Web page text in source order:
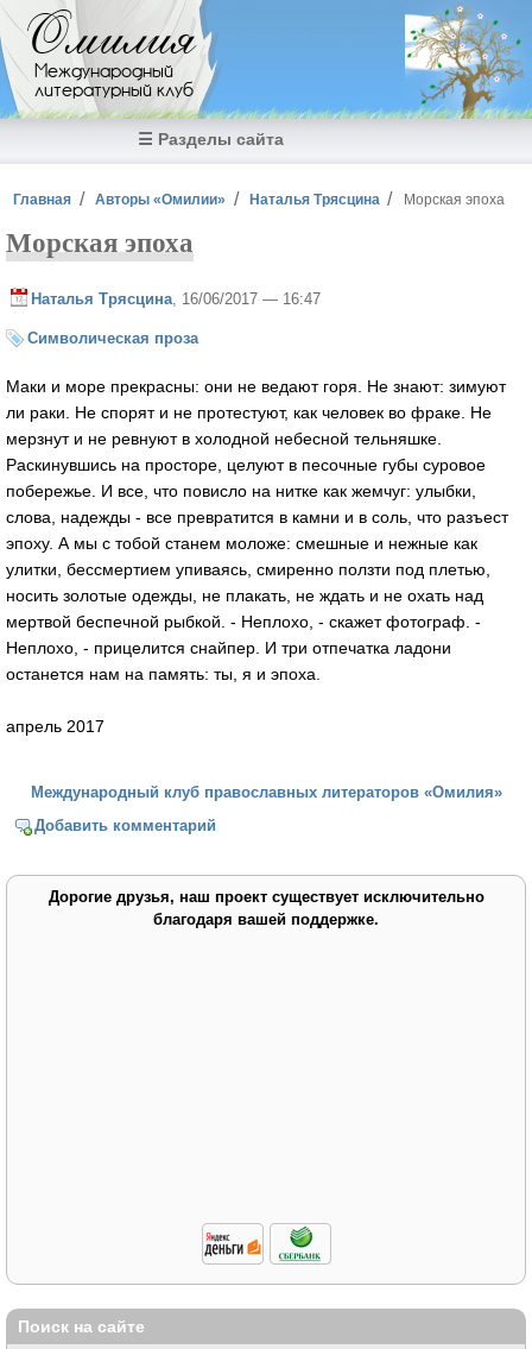
Перейти к основному содержанию
Омилия
Международный
литературный клуб
☰ Разделы сайта
Вы здесь
Главная Авторы «Омилии» Наталья Трясцина Морская эпоха
Морская эпоха
Наталья Трясцина , 16/06/2017 — 16:47
Символическая проза
Маки и море прекрасны: они не ведают горя. Не знают: зимуют
ли раки. Не спорят и не протестуют, как человек во фраке. Не
мерзнут и не ревнуют в холодной небесной тельняшке.
Раскинувшись на просторе, целуют в песочные губы суровое
побережье. И все, что повисло на нитке как жемчуг: улыбки,
слова, надежды - все превратится в камни и в соль, что разъест
эпоху. А мы с тобой станем моложе: смешные и нежные как
улитки, бессмертием упиваясь, смиренно ползти под плетью,
носить золотые одежды, не плакать, не ждать и не охать над
мертвой беспечной рыбкой. - Неплохо, - скажет фотограф. -
Неплохо, - прицелится снайпер. И три отпечатка ладони
останется нам на память: ты, я и эпоха.
апрель 2017
Международный клуб православных литераторов «Омилия»
Добавить комментарий
Дорогие друзья, наш проект существует исключительно
благодаря вашей поддержке.
Поиск на сайте